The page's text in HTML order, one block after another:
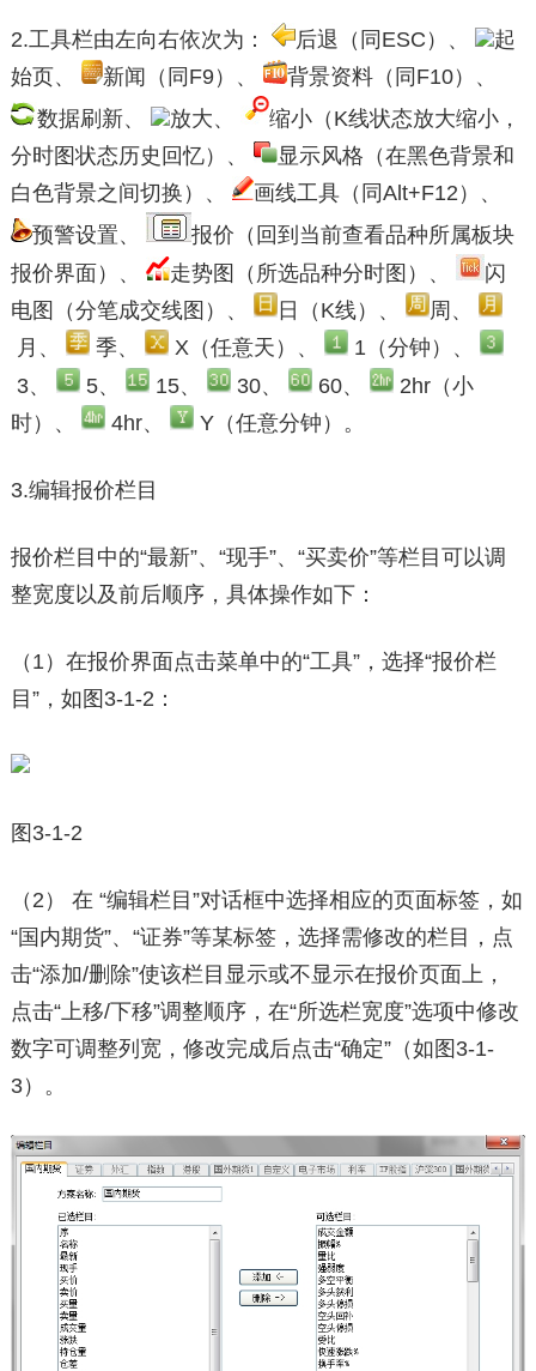
2.工具栏由左向右依次为： 后退（同ESC）、
起
始页、
新闻（同F9）、
背景资料（同F10）、
数据刷新、
放大、
缩小（K线状态放大缩小，
分时图状态历史回忆）、
显示风格（在黑色背景和
白色背景之间切换）、
画线工具（同Alt+F12）、
预警设置、
报价（回到当前查看品种所属板块
报价界面）、
走势图（所选品种分时图）、
闪
电图（分笔成交线图）、
日（K线）、
周、
月、
季、 X（任意天）、
1（分钟）、
3、
5、 15、 30、 60、
2hr（小
时）、
4hr、 Y（任意分钟）。
3.编辑报价栏目
报价栏目中的“最新”、“现手”、“买卖价”等栏目可以调
整宽度以及前后顺序，具体操作如下：
（1）在报价界面点击菜单中的“工具”，选择“报价栏
目”，如图3-1-2：
图3-1-2
（2） 在 “编辑栏目”对话框中选择相应的页面标签，如
“国内期货”、“证券”等某标签，选择需修改的栏目，点
击“添加/删除”使该栏目显示或不显示在报价页面上，
点击“上移/下移”调整顺序，在“所选栏宽度”选项中修改
数字可调整列宽，修改完成后点击“确定”（如图3-1-
3）。